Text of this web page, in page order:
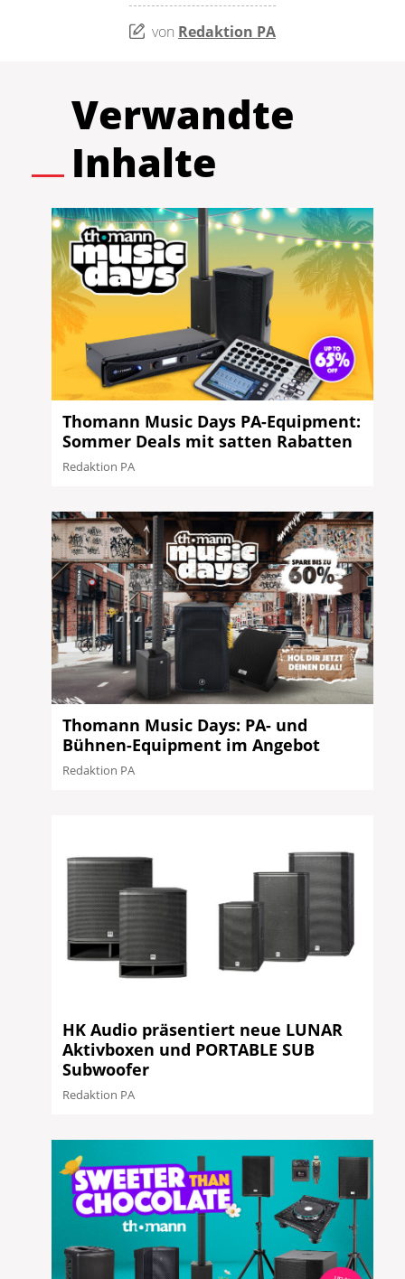
von Redaktion PA
Verwandte
Inhalte
Thomann Music Days PA-Equipment:
Sommer Deals mit satten Rabatten
Redaktion PA
Thomann Music Days: PA- und
Bühnen-Equipment im Angebot
Redaktion PA
HK Audio präsentiert neue LUNAR
Aktivboxen und PORTABLE SUB
Subwoofer
Redaktion PA